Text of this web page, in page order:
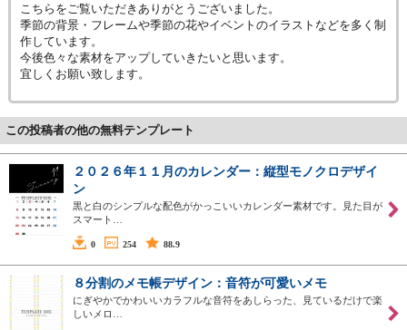
こちらをご覧いただきありがとうございました。
季節の背景・フレームや季節の花やイベントのイラストなどを多く制
作しています。
今後色々な素材をアップしていきたいと思います。
宜しくお願い致します。
この投稿者の他の無料テンプレート
２０２６年１１月のカレンダー：縦型モノクロデザイ
ン
黒と白のシンプルな配色がかっこいいカレンダー素材です。見た目が
スマート…
0 254 88.9
８分割のメモ帳デザイン：音符が可愛いメモ
にぎやかでかわいいカラフルな音符をあしらった、見ているだけで楽
しいメロ…